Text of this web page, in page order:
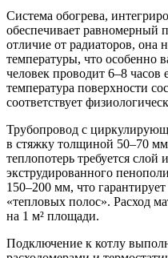
Система обогрева,
обеспечивает равномерный
отличие от радиаторов, она
температуры, что особенно
человек проводит 6–8
температура поверхности
соответствует
Трубопровод с
в стяжку толщиной 50–70
теплопотерь требуется
экструдированного
150–200 мм, что
«тепловых полос». Расход
на 1 м² площади.
Подключение к котлу